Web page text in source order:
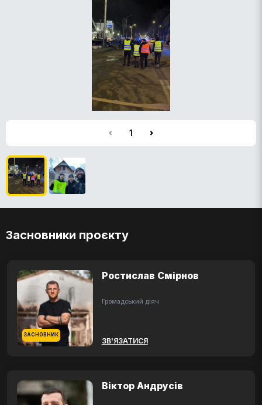
1
Засновники проєкту
ЗАСНОВНИК
Ростислав Смірнов
Громадський діяч
ЗВ'ЯЗАТИСЯ
Віктор Андрусів